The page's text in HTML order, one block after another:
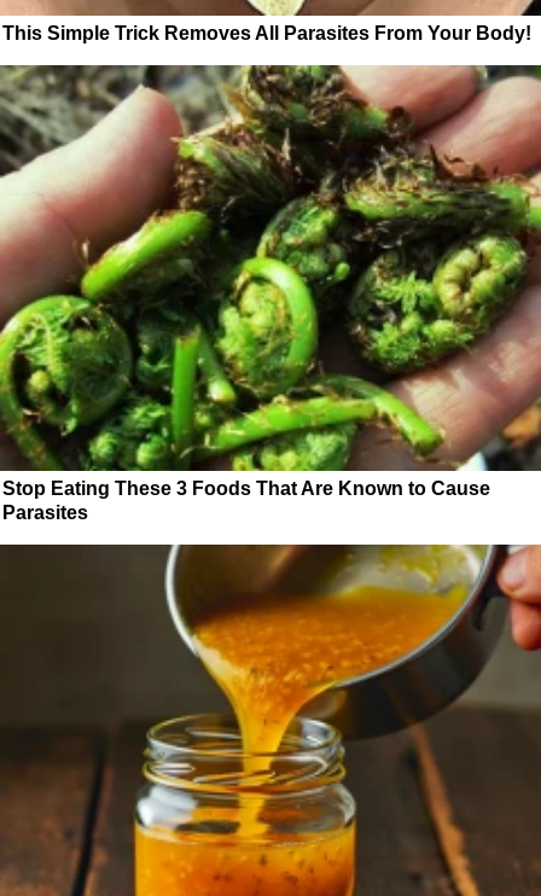
This Simple Trick Removes All Parasites From Your Body!
Stop Eating These 3 Foods That Are Known to Cause
Parasites